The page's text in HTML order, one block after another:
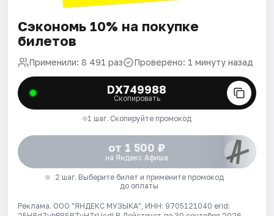
Сэкономь 10% на покупке
билетов
Применили: 8 491 раз Проверено: 1 минуту назад
DX749988
Скопировать
1 шаг. Скопируйте промокод
от 1 500 ₽
на Яндекс Афише
2 шаг. Выберите билет и примените промокод
до оплаты
Реклама. ООО "ЯНДЕКС МУЗЫКА", ИНН: 9705121040 erid: